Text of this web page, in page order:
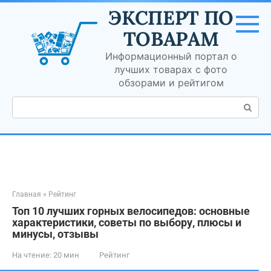
Перейти
контенту
ЭКСПЕРТ ПО
ТОВАРАМ
Информационный портал о
лучших товарах с фото
обзорами и рейтигом
Поиск:
Главная » Рейтинг
Топ 10 лучших горных велосипедов: основные
характеристики, советы по выбору, плюсы и
минусы, отзывы
На чтение: 20 мин Рейтинг